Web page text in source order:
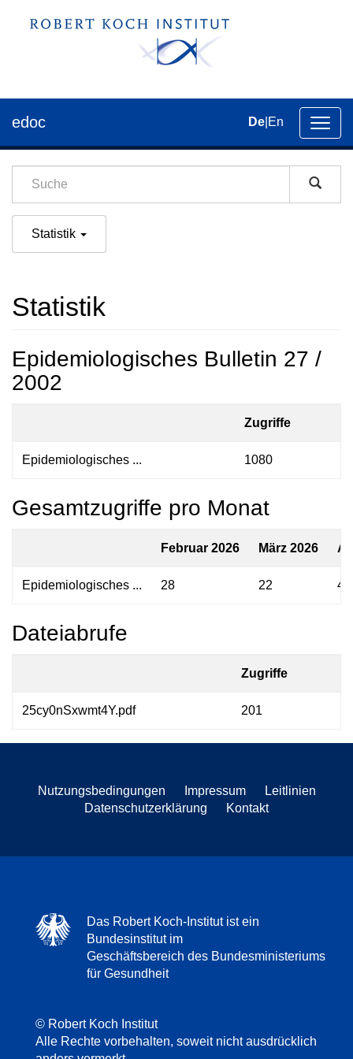
der
edoc De En
Statistik
Statistik
Epidemiologisches Bulletin 27 /
2002
Zugriffe
Epidemiologisches ... 1080
Gesamtzugriffe pro Monat
Februar 2026 März 2026
Epidemiologisches ... 28 22 41
Dateiabrufe
Zugriffe
25cy0nSxwmt4Y.pdf 201
Nutzungsbedingungen Impressum
Leitlinien
Datenschutzerklärung
Kontakt
Das Robert Koch-Institut ist ein
Bundesinstitut im
Geschäftsbereich des Bundesministeriums
für Gesundheit
© Robert Koch Institut
Alle Rechte vorbehalten, soweit nicht ausdrücklich